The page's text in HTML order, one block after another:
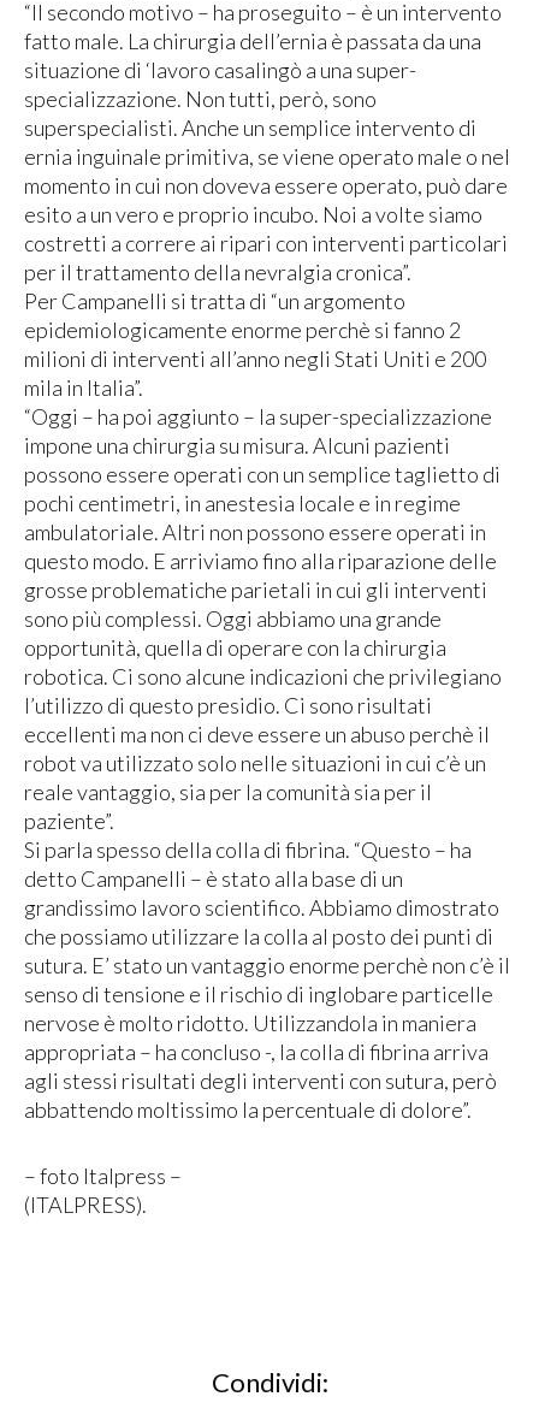
“Il secondo motivo – ha proseguito – è un intervento
fatto male. La chirurgia dell’ernia è passata da una
situazione di ‘lavoro casalingò a una super-
specializzazione. Non tutti, però, sono
superspecialisti. Anche un semplice intervento di
ernia inguinale primitiva, se viene operato male o nel
momento in cui non doveva essere operato, può dare
esito a un vero e proprio incubo. Noi a volte siamo
costretti a correre ai ripari con interventi particolari
per il trattamento della nevralgia cronica”.
Per Campanelli si tratta di “un argomento
epidemiologicamente enorme perchè si fanno 2
milioni di interventi all’anno negli Stati Uniti e 200
mila in Italia”.
“Oggi – ha poi aggiunto – la super-specializzazione
impone una chirurgia su misura. Alcuni pazienti
possono essere operati con un semplice taglietto di
pochi centimetri, in anestesia locale e in regime
ambulatoriale. Altri non possono essere operati in
questo modo. E arriviamo fino alla riparazione delle
grosse problematiche parietali in cui gli interventi
sono più complessi. Oggi abbiamo una grande
opportunità, quella di operare con la chirurgia
robotica. Ci sono alcune indicazioni che privilegiano
l’utilizzo di questo presidio. Ci sono risultati
eccellenti ma non ci deve essere un abuso perchè il
robot va utilizzato solo nelle situazioni in cui c’è un
reale vantaggio, sia per la comunità sia per il
paziente”.
Si parla spesso della colla di fibrina. “Questo – ha
detto Campanelli – è stato alla base di un
grandissimo lavoro scientifico. Abbiamo dimostrato
che possiamo utilizzare la colla al posto dei punti di
sutura. E’ stato un vantaggio enorme perchè non c’è il
senso di tensione e il rischio di inglobare particelle
nervose è molto ridotto. Utilizzandola in maniera
appropriata – ha concluso -, la colla di fibrina arriva
agli stessi risultati degli interventi con sutura, però
abbattendo moltissimo la percentuale di dolore”.
– foto Italpress –
(ITALPRESS).
Condividi: